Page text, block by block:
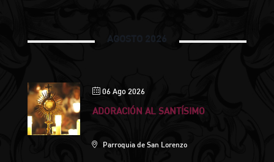
AGOSTO 2026
06 Ago 2026
ADORACIÓN AL SANTÍSIMO
Parroquia de San Lorenzo